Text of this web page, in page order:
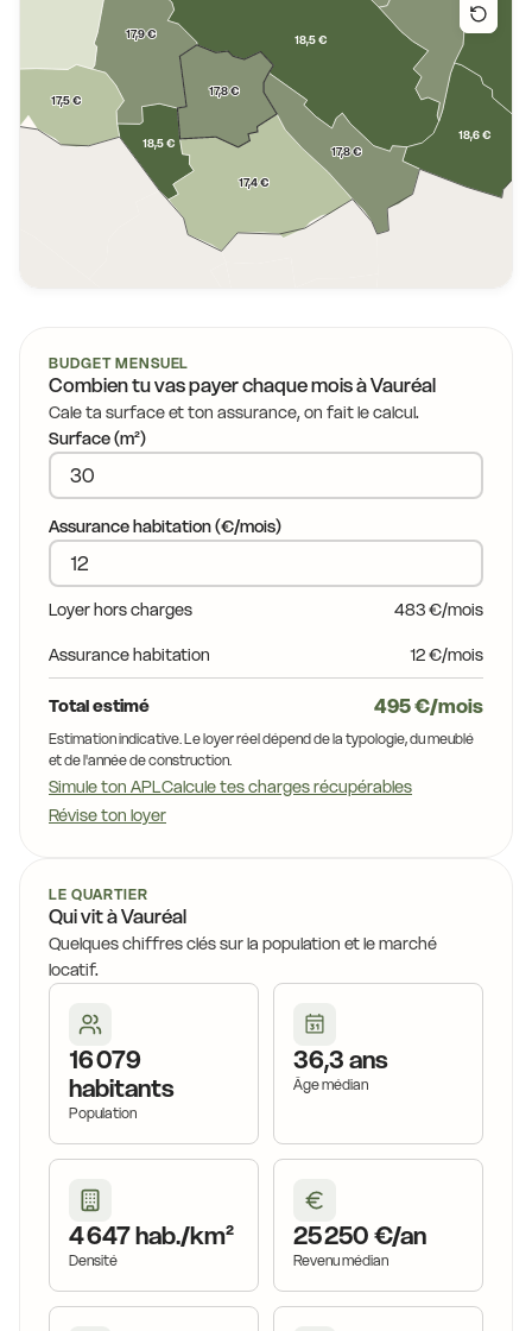
18,5 €
18,5 €
17,9 €
18,6 €
17,4 €
17,5 €
17,8 €
17,8 €
BUDGET MENSUEL
Combien tu vas payer chaque mois àVauréal
Cale ta surface et ton assurance, on fait le calcul.
Surface (m²)
Assurance habitation (€/mois)
Loyer hors charges 483 €/mois
Assurance habitation 12 €/mois
Total estimé 495 €/mois
Estimation indicative. Le loyer réel dépend de la typologie, du meublé
et de l'année de construction.
Simule ton APLCalcule tes charges récupérables
Révise ton loyer
LE QUARTIER
Qui vit à Vauréal
Quelques chiffres clés sur la population et le marché
locatif.
16 079
habitants
Population
36,3 ans
Âge médian
4 647 hab./km²
Densité
25 250 €/an
Revenu médian